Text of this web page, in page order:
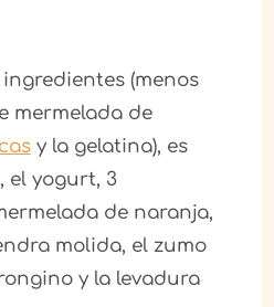
ingredientes (menos
mermelada de
y la gelatina), es
el yogurt, 3
de naranja,
molida, el zumo
y la levadura